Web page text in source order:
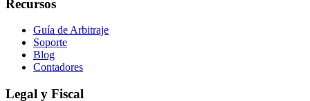
Recursos
Guía de Arbitraje
Soporte
Blog
Contadores
Legal y Fiscal